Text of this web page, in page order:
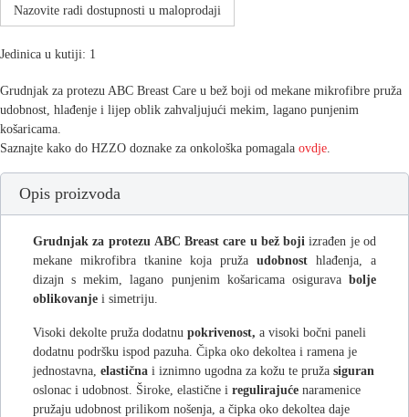
Nazovite radi dostupnosti u maloprodaji
Jedinica u kutiji: 1
Grudnjak za protezu ABC Breast Care u bež boji od mekane mikrofibre pruža
udobnost, hlađenje i lijep oblik zahvaljujući mekim, lagano punjenim
košaricama.
Saznajte kako do HZZO doznake za onkološka pomagala ovdje.
Opis proizvoda
Grudnjak za protezu ABC Breast care u bež boji izrađen je od
mekane mikrofibra tkanine koja pruža udobnost hlađenja, a
dizajn s mekim, lagano punjenim košaricama osigurava bolje
oblikovanje i simetriju.
Visoki dekolte pruža dodatnu pokrivenost, a visoki bočni paneli
dodatnu podršku ispod pazuha. Čipka oko dekoltea i ramena je
jednostavna, elastična i iznimno ugodna za kožu te pruža siguran
oslonac i udobnost. Široke, elastične i regulirajuće naramenice
pružaju udobnost prilikom nošenja, a čipka oko dekoltea daje